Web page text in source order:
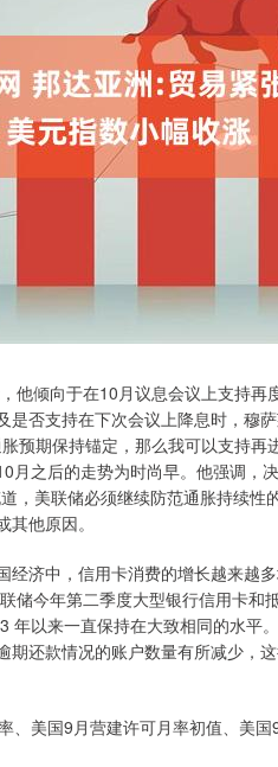
他倾向于在10月议息会议上支持
否支持在下次会议上降息时，穆
预期保持锚定，那么我可以支持再
之后的走势为时尚早。他强调，
，美联储必须继续防范通胀持续
他原因。
济中，信用卡消费的增长越来越
储今年第二季度大型银行信用卡和
以来一直保持在大致相同的水平
还款情况的账户数量有所减少，
美国9月营建许可月率初值、美国